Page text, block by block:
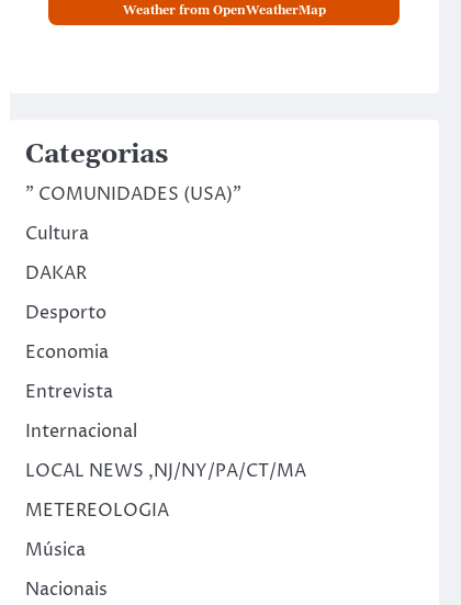
Weather from OpenWeatherMap
Categorias
" COMUNIDADES (USA)"
Cultura
DAKAR
Desporto
Economia
Entrevista
Internacional
LOCAL NEWS ,NJ/NY/PA/CT/MA
METEREOLOGIA
Música
Nacionais